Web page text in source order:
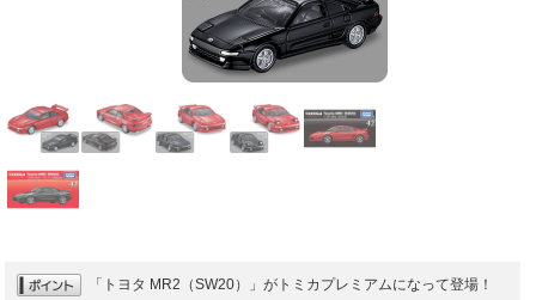
「トヨタ MR2（SW20）」がトミカプレミアムになって登場！